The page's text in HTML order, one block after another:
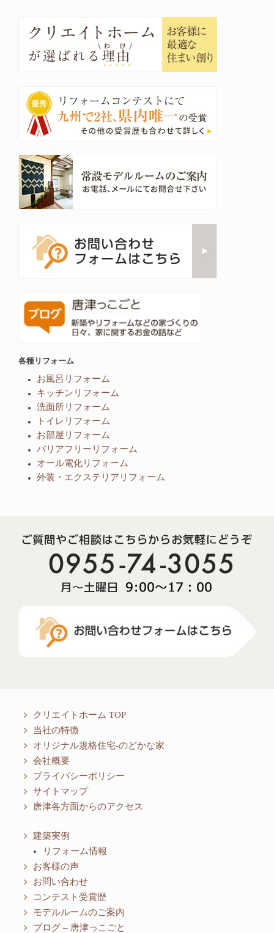
各種リフォーム
お風呂リフォーム
キッチンリフォーム
洗面所リフォーム
トイレリフォーム
お部屋リフォーム
バリアフリーリフォーム
オール電化リフォーム
外装・エクステリアリフォーム
クリエイトホーム TOP
当社の特徴
オリジナル規格住宅-のどかな家
会社概要
プライバシーポリシー
サイトマップ
唐津各方面からのアクセス
建築実例
リフォーム情報
お客様の声
お問い合わせ
コンテスト受賞歴
モデルルームのご案内
ブログ – 唐津っこごと